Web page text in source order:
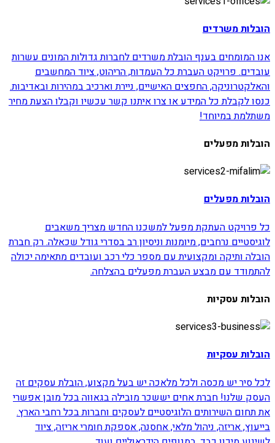
הובלות משרדים
אנו המומחים בענף הובלת משרדים לחברות גדולות המונים עשרות
עובדים. פרויקט העברת כל העמדות, הריהוט, ציוד המחשבים
והאלקטרוניקה, החפצים האישיים, ניירת וארכיב במהירות ובאדיבות.
כנסו לקבלת כל המידע או צרו איתנו קשר עכשיו וקבלו הצעת מחיר
משתלמת במיוחד!
הובלות מפעלים
הובלות מפעלים
כל פרויקט העתקת מפעל למשכנו החדש מצריך משאבים
לוגיסטיים נרחבים, מיומנות וניסיון רב בסדרי גודל שכאלה. רק חברת
הובלה ותיקה ומקצועית עם מספר כלי רכב ועובדים מתאימה יכולה
להתמודד עם מבצע העברת מפעלים בהצלחה.
הובלות עסקיות
הובלות עסקיות
לכל סיר יש מכסה ולכל מלאכה יש בעל מקצוע, הובלת עסקים זה
העסק שלנו! חברת אחים יששכר מובילה בגאווה בכל מובן אפשרי
את תחום השירותים הלוגיסטיים לעסקים וחברות בכל רחבי הארץ.
בייעוץ, אריזה, ניהול מלאי, אחסנה, אספקת חומרי אריזה, ציוד